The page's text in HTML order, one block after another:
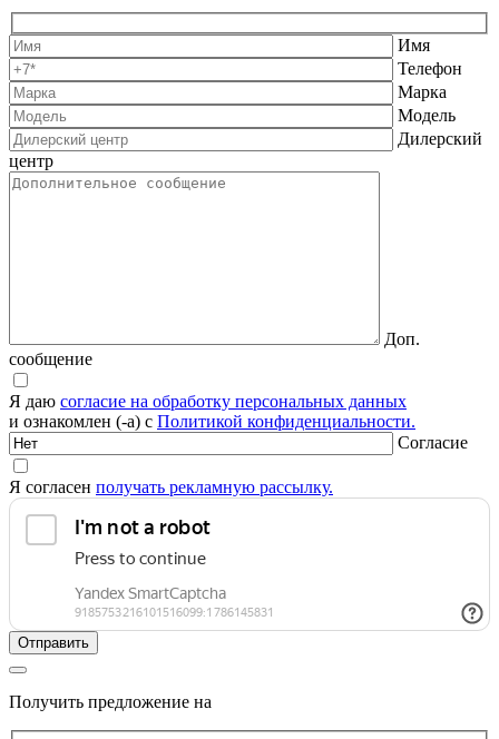
Имя
Телефон
Марка
Модель
Дилерский
центр
Доп.
сообщение
Я даю согласие на обработку персональных данных
и ознакомлен (-а) с Политикой конфиденциальности.
Согласие
Я согласен получать рекламную рассылку.
Получить предложение на